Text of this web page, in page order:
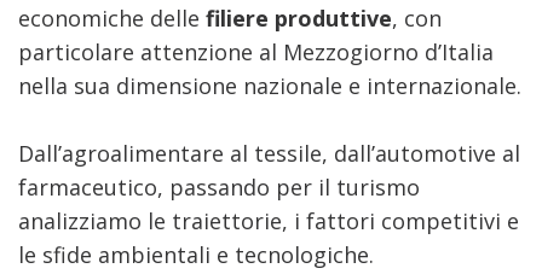
economiche delle filiere produttive, con
particolare attenzione al Mezzogiorno d’Italia
nella sua dimensione nazionale e internazionale.
Dall’agroalimentare al tessile, dall’automotive al
farmaceutico, passando per il turismo
analizziamo le traiettorie, i fattori competitivi e
le sfide ambientali e tecnologiche.